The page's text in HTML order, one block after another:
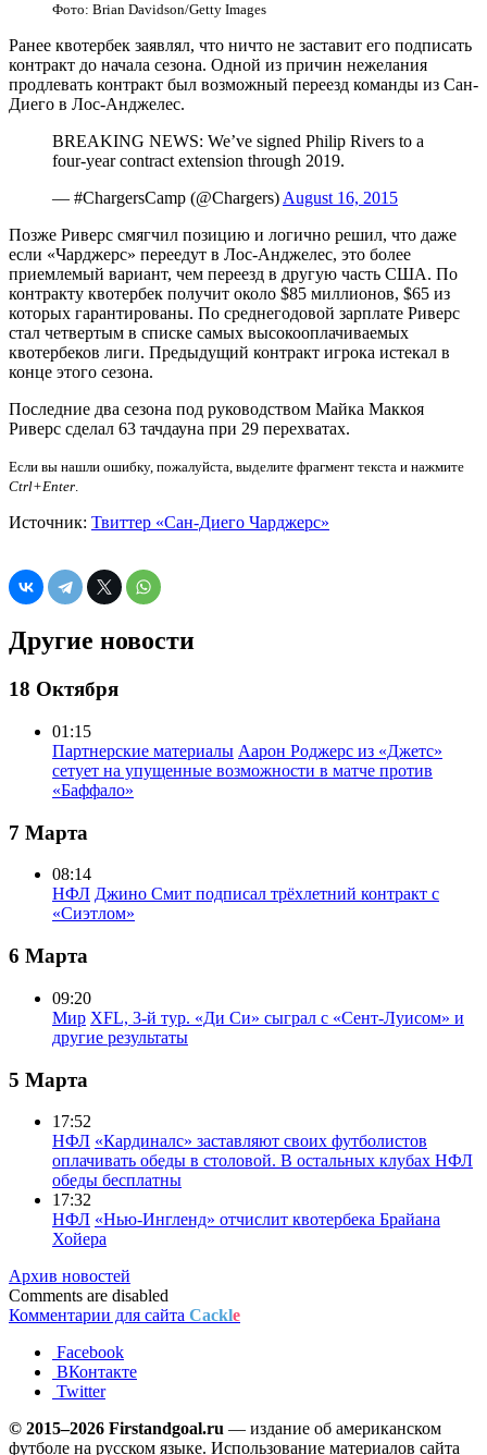
Фото: Brian Davidson/Getty Images
Ранее квотербек заявлял, что ничто не заставит его подписать
контракт до начала сезона. Одной из причин нежелания
продлевать контракт был возможный переезд команды из Сан-
Диего в Лос-Анджелес.
BREAKING NEWS: We’ve signed Philip Rivers to a
four-year contract extension through 2019.
— #ChargersCamp (@Chargers)August 16, 2015
Позже Риверс смягчил позицию и логично решил, что даже
если «Чарджерс» переедут в Лос-Анджелес, это более
приемлемый вариант, чем переезд в другую часть США. По
контракту квотербек получит около $85 миллионов, $65 из
которых гарантированы. По среднегодовой зарплате Риверс
стал четвертым в списке самых высокооплачиваемых
квотербеков лиги. Предыдущий контракт игрока истекал в
конце этого сезона.
Последние два сезона под руководством Майка Маккоя
Риверс сделал 63 тачдауна при 29 перехватах.
Если вы нашли ошибку, пожалуйста, выделите фрагмент текста и нажмите
Ctrl+Enter.
Источник: Твиттер «Сан-Диего Чарджерс»
Другие новости
18 Октября
01:15
Партнерские материалы Аарон Роджерс из «Джетс»
сетует на упущенные возможности в матче против
«Баффало»
7 Марта
08:14
НФЛ Джино Смит подписал трёхлетний контракт с
«Сиэтлом»
6 Марта
09:20
Мир XFL, 3-й тур. «Ди Си» сыграл с «Сент-Луисом» и
другие результаты
5 Марта
17:52
НФЛ «Кардиналс» заставляют своих футболистов
оплачивать обеды в столовой. В остальных клубах НФЛ
обеды бесплатны
17:32
НФЛ «Нью-Ингленд» отчислит квотербека Брайана
Хойера
Архив новостей
Comments are disabled
Комментарии для сайта Cackle
Facebook
ВКонтакте
Twitter
© 2015–2026 Firstandgoal.ru — издание об американском
футболе на русском языке. Использование материалов cайта